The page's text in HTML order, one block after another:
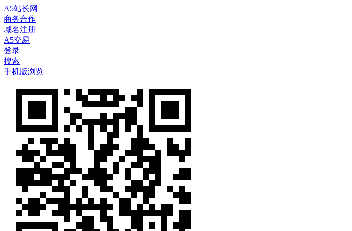
A5站长网
商务合作
域名注册
A5交易
登录
搜索
手机版浏览